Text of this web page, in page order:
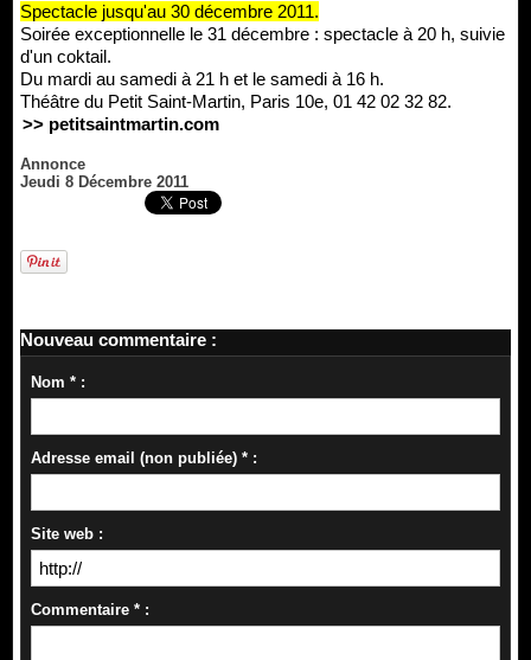
Spectacle jusqu'au 30 décembre 2011.
Soirée exceptionnelle le 31 décembre : spectacle à 20 h, suivie
d'un coktail.
Du mardi au samedi à 21 h et le samedi à 16 h.
Théâtre du Petit Saint-Martin, Paris 10e, 01 42 02 32 82.
>> petitsaintmartin.com
Annonce
Jeudi 8 Décembre 2011
Nouveau commentaire :
Nom * :
Adresse email (non publiée) * :
Site web :
Commentaire * :